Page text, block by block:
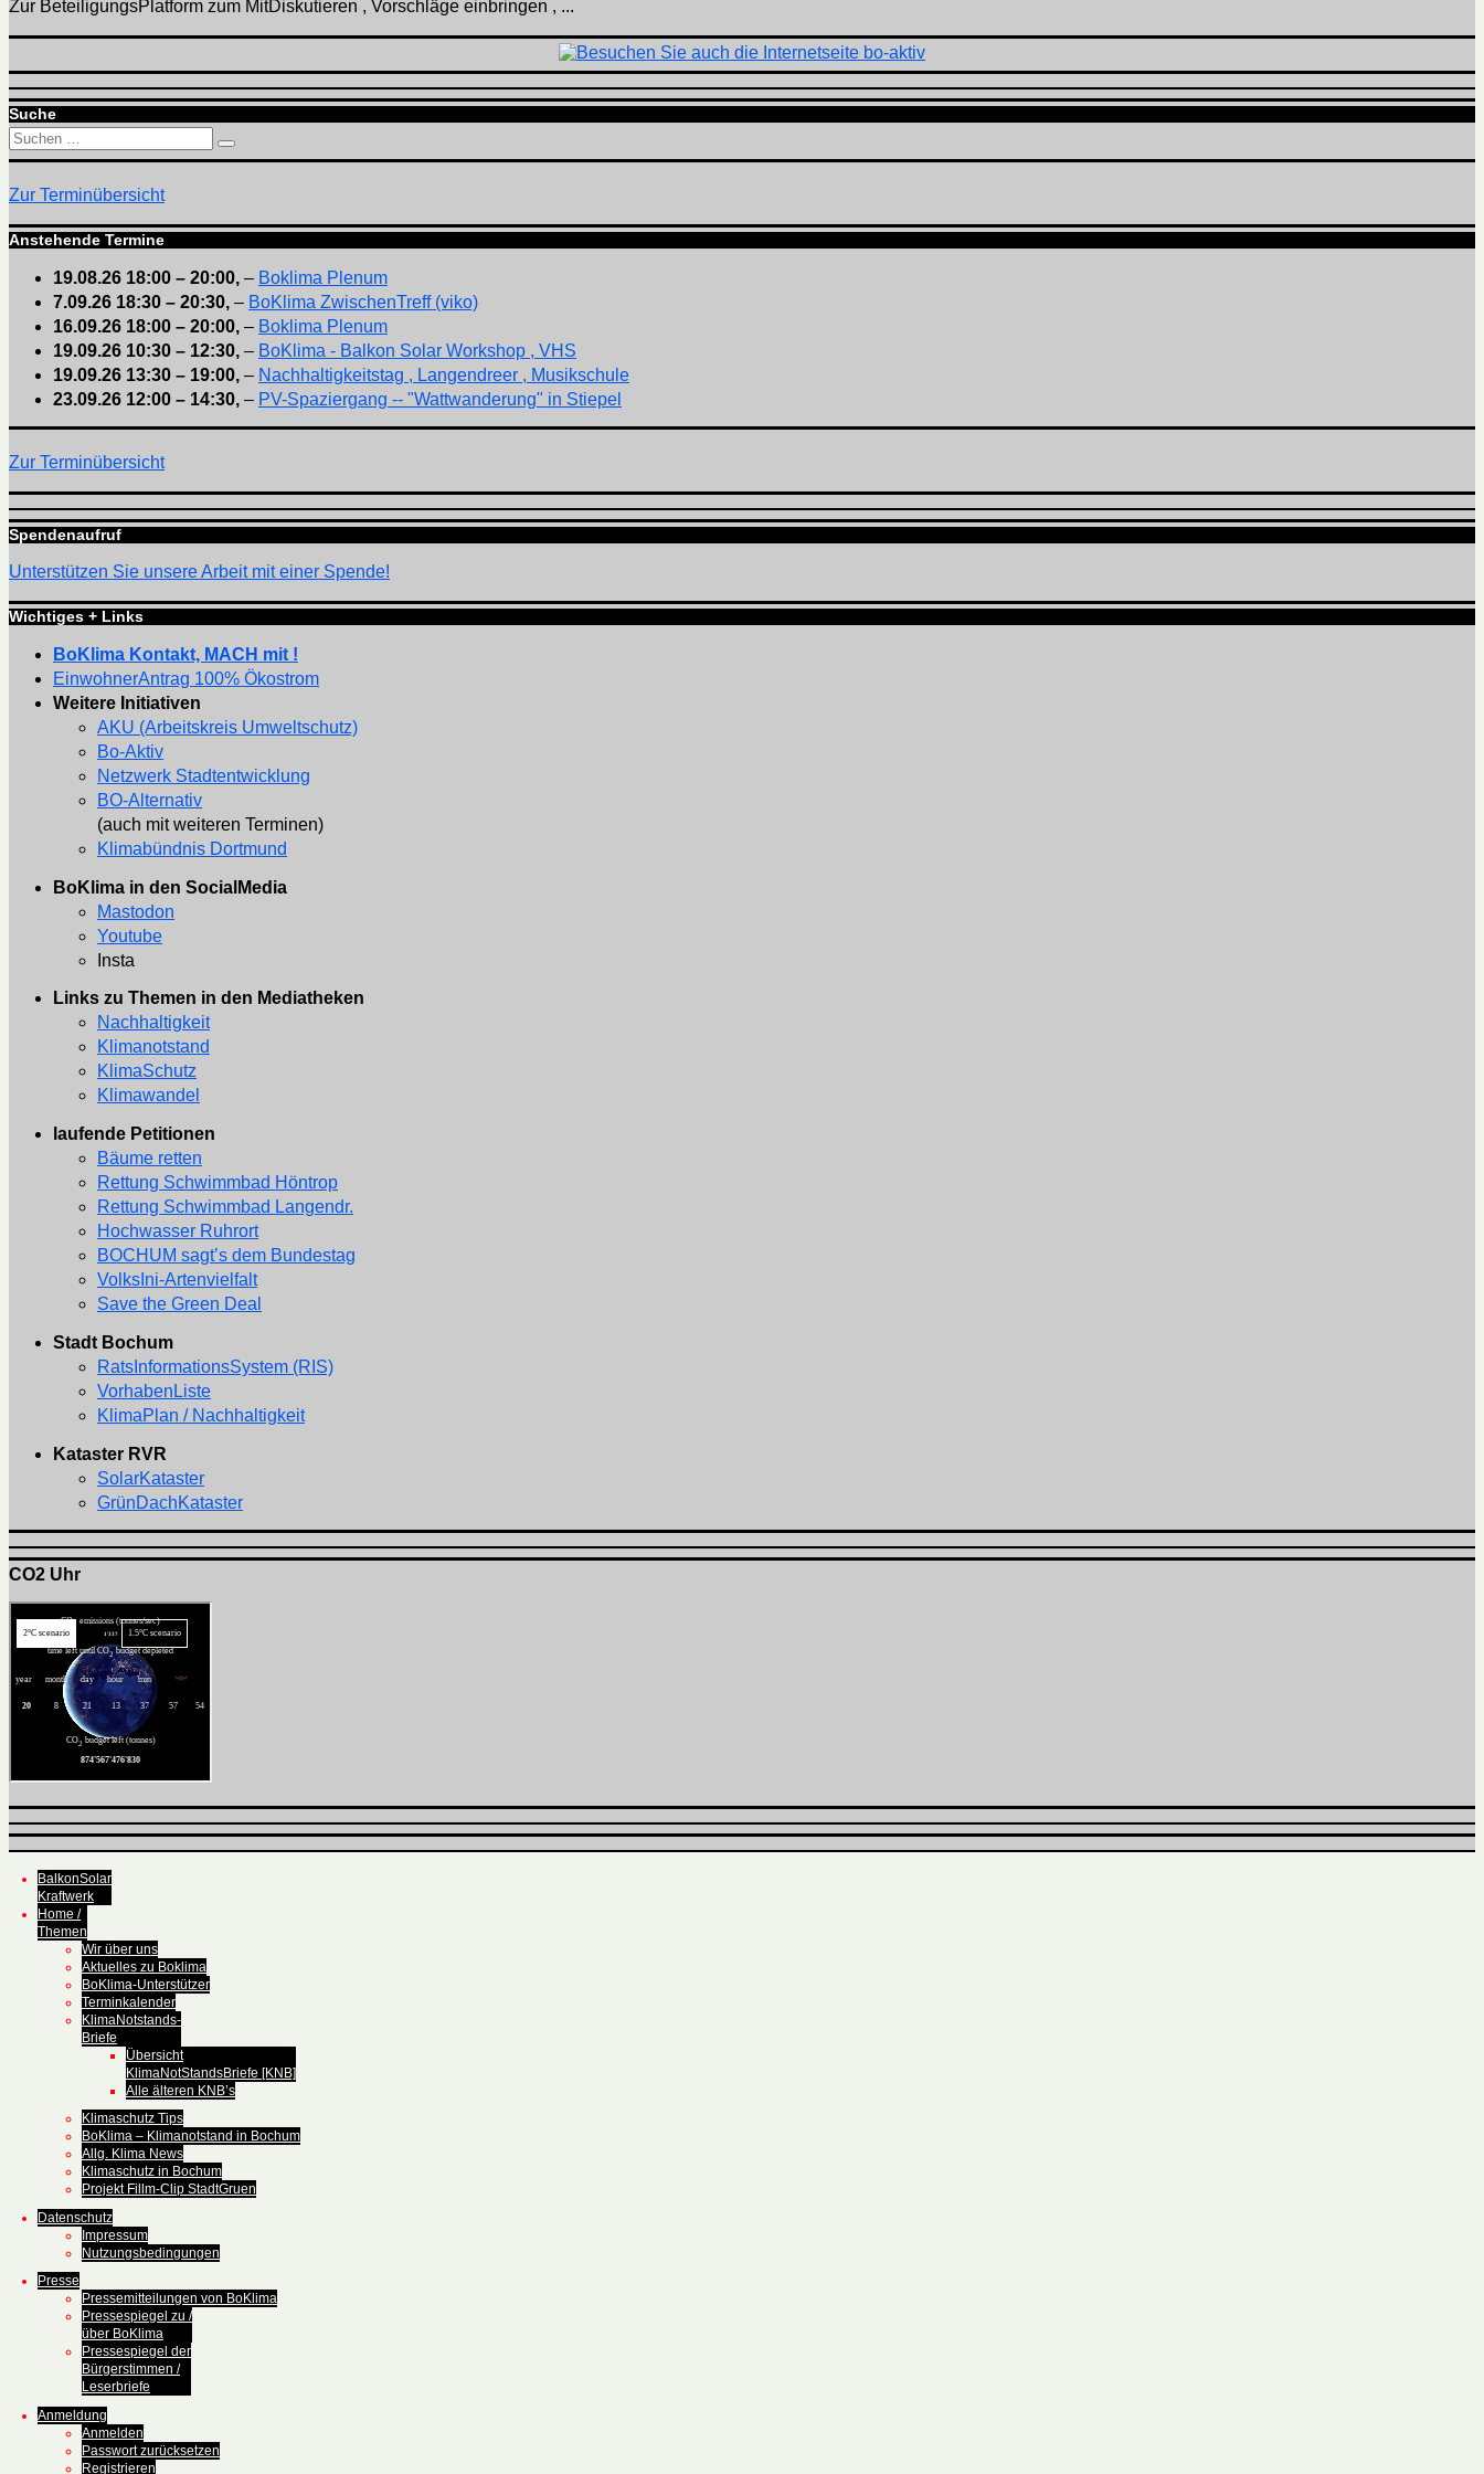
Zur BeteiligungsPlatform zum MitDiskutieren , Vorschläge einbringen , ...
Suche
Suchen
nach:
Suchen
Zur Terminübersicht
Anstehende Termine
19.08.26 18:00 – 20:00, – Boklima Plenum
7.09.26 18:30 – 20:30, – BoKlima ZwischenTreff (viko)
16.09.26 18:00 – 20:00, – Boklima Plenum
19.09.26 10:30 – 12:30, – BoKlima - Balkon Solar Workshop , VHS
19.09.26 13:30 – 19:00, – Nachhaltigkeitstag , Langendreer , Musikschule
23.09.26 12:00 – 14:30, – PV-Spaziergang -- "Wattwanderung" in Stiepel
Zur Terminübersicht
Spendenaufruf
Unterstützen Sie unsere Arbeit mit einer Spende!
Wichtiges + Links
BoKlima Kontakt, MACH mit !
EinwohnerAntrag 100% Ökostrom
Weitere Initiativen
AKU (Arbeitskreis Umweltschutz)
Bo-Aktiv
Netzwerk Stadtentwicklung
BO-Alternativ
(auch mit weiteren Terminen)
Klimabündnis Dortmund
BoKlima in den SocialMedia
Mastodon
Youtube
Insta
Links zu Themen in den Mediatheken
Nachhaltigkeit
Klimanotstand
KlimaSchutz
Klimawandel
laufende Petitionen
Bäume retten
Rettung Schwimmbad Höntrop
Rettung Schwimmbad Langendr.
Hochwasser Ruhrort
BOCHUM sagt’s dem Bundestag
VolksIni-Artenvielfalt
Save the Green Deal
Stadt Bochum
RatsInformationsSystem (RIS)
VorhabenListe
KlimaPlan / Nachhaltigkeit
Kataster RVR
SolarKataster
GrünDachKataster
CO2 Uhr
BalkonSolar
Kraftwerk
Home /
Themen
Wir über uns
Aktuelles zu Boklima
BoKlima-Unterstützer
Terminkalender
KlimaNotstands-
Briefe
Übersicht
KlimaNotStandsBriefe [KNB]
Alle älteren KNB’s
Klimaschutz Tips
BoKlima – Klimanotstand in Bochum
Allg. Klima News
Klimaschutz in Bochum
Projekt Fillm-Clip StadtGruen
Datenschutz
Impressum
Nutzungsbedingungen
Presse
Pressemitteilungen von BoKlima
Pressespiegel zu /
über BoKlima
Pressespiegel der
Bürgerstimmen /
Leserbriefe
Anmeldung
Anmelden
Passwort zurücksetzen
Registrieren